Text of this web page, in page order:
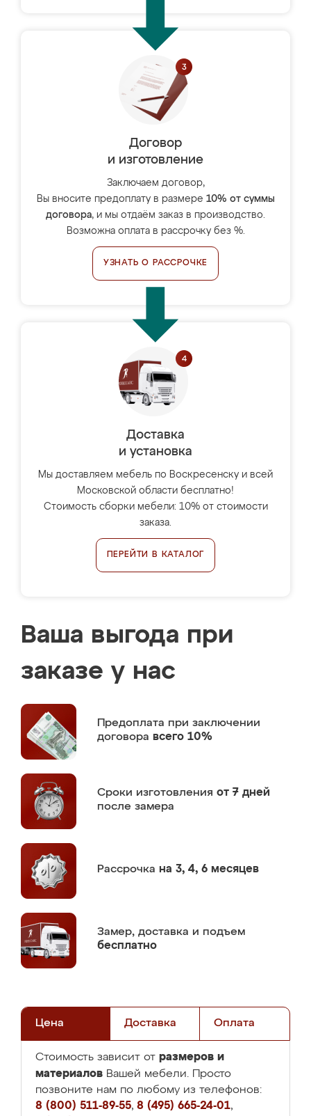
Договор
и изготовление
Заключаем договор,
Вы вносите предоплату в размере 10% от суммы
договора, и мы отдаём заказ в производство.
Возможна оплата в рассрочку без %.
УЗНАТЬ О РАССРОЧКЕ
Доставка
и установка
Мы доставляем мебель по Воскресенску и всей
Московской области бесплатно!
Стоимость сборки мебели: 10% от стоимости
заказа.
ПЕРЕЙТИ В КАТАЛОГ
Ваша выгода при
заказе у нас
Предоплата при заключении
договора всего 10%
Сроки изготовления от 7 дней
после замера
Рассрочка на 3, 4, 6 месяцев
Замер, доставка и подъем
бесплатно
Цена Доставка Оплата
Стоимость зависит от размеров и
материалов Вашей мебели. Просто
позвоните нам по любому из телефонов:
8 (800) 511-89-55, 8 (495) 665-24-01,